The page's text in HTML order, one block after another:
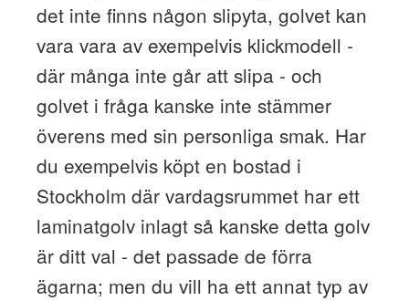
det inte finns någon slipyta, golvet kan
vara vara av exempelvis klickmodell -
där många inte går att slipa - och
golvet i fråga kanske inte stämmer
överens med sin personliga smak. Har
du exempelvis köpt en bostad i
Stockholm där vardagsrummet har ett
laminatgolv inlagt så kanske detta golv
är ditt val - det passade de förra
ägarna; men du vill ha ett annat typ av